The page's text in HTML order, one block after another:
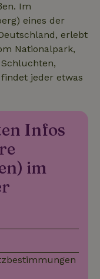
Im
eines der
erlebt
Nationalpark,
jeder etwas
Infos
im